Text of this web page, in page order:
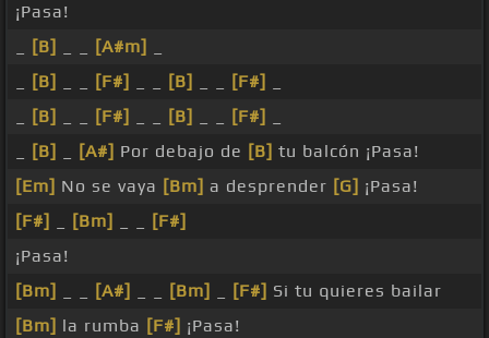
¡Pasa!
[B] [A#m]
[B] [F#] [B] [F#]
[B] [F#] [B] [F#]
[B] [A#] Por debajo de [B] tu balcón ¡Pasa!
[Em] No se vaya [Bm] a desprender [G] ¡Pasa!
[F#]
[Bm]
[F#]
¡Pasa!
[Bm]
[A#] [Bm] [F#] Si tu quieres bailar
[Bm] la rumba [F#] ¡Pasa!